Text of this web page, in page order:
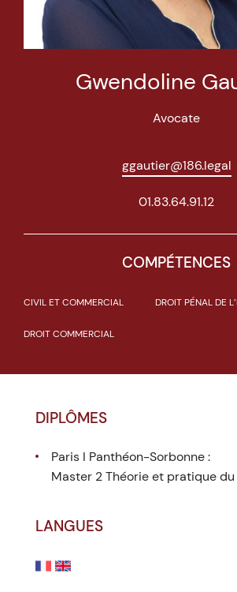
Gwendoline
Avocate
ggautier@186.legal
01.83.64.91.12
COMPÉTENCES
CIVIL ET COMMERCIAL DROIT PÉNAL DE
DROIT COMMERCIAL
DIPLÔMES
Paris I Panthéon-Sorbonne :
Master 2 Théorie et pratique
LANGUES